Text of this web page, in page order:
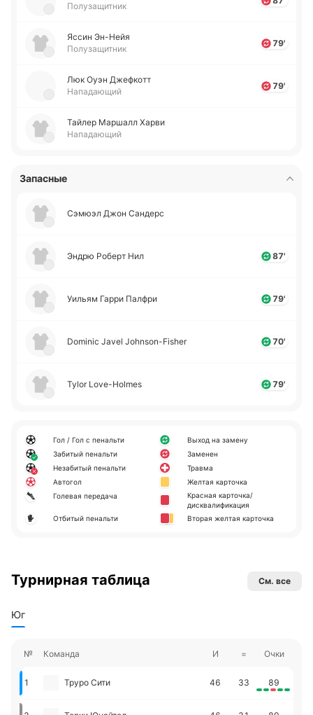
Полузащитник
Яссин Эн-Нейя
Полузащитник
79'
Люк Оуэн Дже­фкотт
Нападающий
79'
Тайлер Ма­ршалл Харви
Нападающий
Запасные
Сэмюэл Джон Са­ндерс
Эндрю Роберт Нил 87'
Уильям Гарри Палфри 79'
Dominic Javel Johnson-Fisher 70'
Tylor Love-Holmes 79'
Гол / Гол с пенальти
Забитый пенальти
Незабитый пенальти
Автогол
Голевая передача
Отбитый пенальти
Выход на замену
Заменен
Травма
Желтая карточка
Красная карточка/
дисквалификация
Вторая желтая карточка
Турнирная таблица См. все
Юг
№ Команда И = Очки
1 Труро Сити 46 33 89